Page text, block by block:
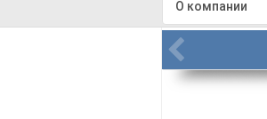
О компании